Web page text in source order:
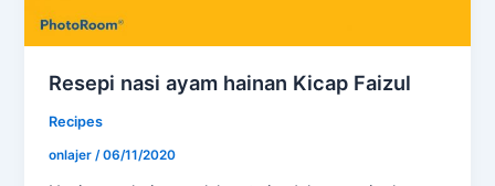
Resepi nasi ayam hainan Kicap Faizul
Recipes
onlajer/06/11/2020